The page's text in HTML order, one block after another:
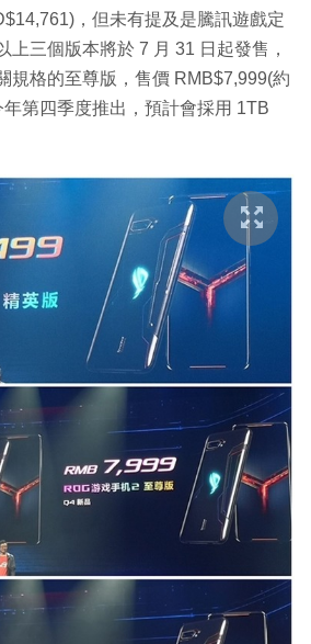
，但未有提及是騰訊遊戲定
上三個版本將於 7 月 31 日起發售，
規格的至尊版，售價 RMB$7,999(約
第四季度推出，預計會採用 1TB